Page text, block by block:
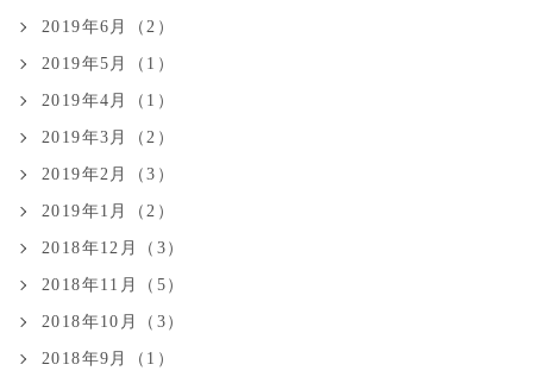
2019年6月（2）
2019年5月（1）
2019年4月（1）
2019年3月（2）
2019年2月（3）
2019年1月（2）
2018年12月（3）
2018年11月（5）
2018年10月（3）
2018年9月（1）